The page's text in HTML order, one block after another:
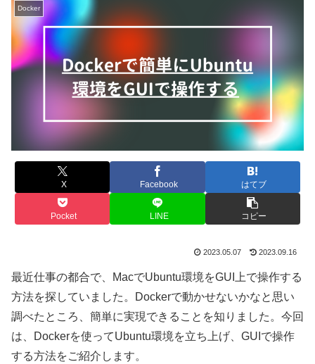
Docker
X Facebook はてブ
Pocket LINE コピー
2023.05.07 2023.09.16
最近仕事の都合で、MacでUbuntu環境をGUI上で操作する
方法を探していました。Dockerで動かせないかなと思い
調べたところ、簡単に実現できることを知りました。今回
は、Dockerを使ってUbuntu環境を立ち上げ、GUIで操作
する方法をご紹介します。